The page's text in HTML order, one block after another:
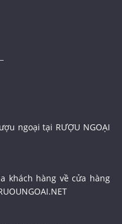
ngoại tại RƯỢU NGOẠI
khách hàng về cửa hàng